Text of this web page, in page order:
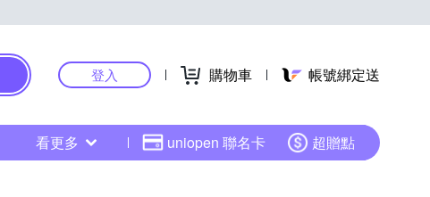
登入 購物車 帳號綁定送
看更多 uniopen 聯名卡 超贈點